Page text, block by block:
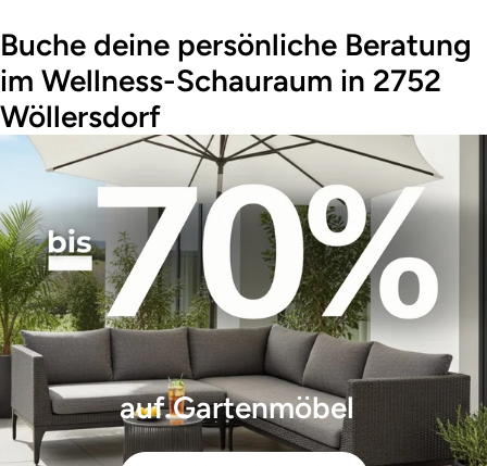
Buche deine persönliche Beratung
im Wellness-Schauraum in 2752
Wöllersdorf
auf Gartenmöbel